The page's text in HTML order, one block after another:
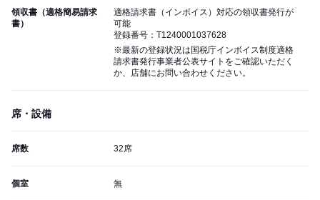
領収書（適格簡易請求
書）
適格請求書（インボイス）対応の領収書発行が
可能
登録番号：T1240001037628
※最新の登録状況は国税庁インボイス制度適格
請求書発行事業者公表サイトをご確認いただく
か、店舗にお問い合わせください。
席・設備
席数 32席
個室 無